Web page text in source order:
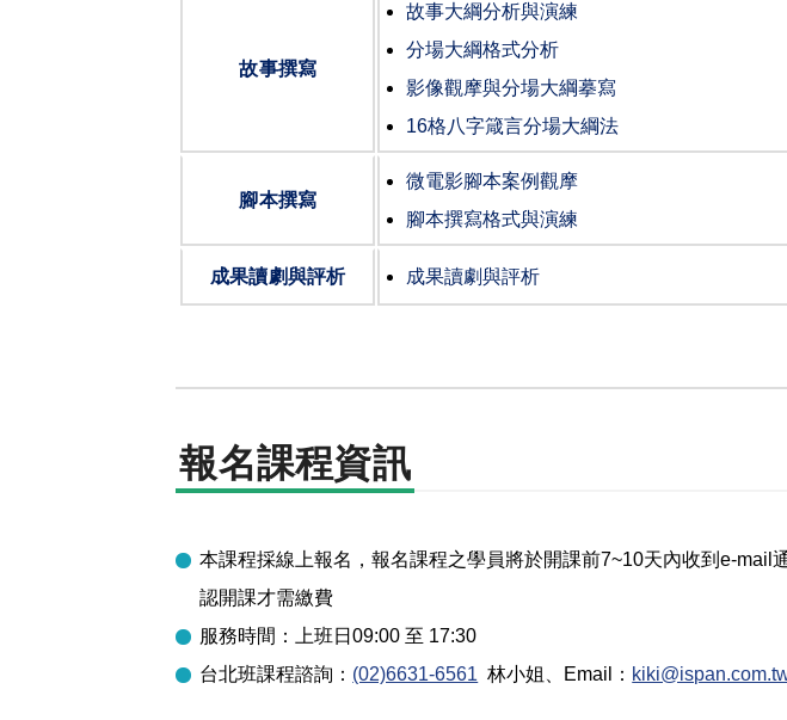
故事撰寫
故事大綱分析與演練
分場大綱格式分析
影像觀摩與分場大綱摹寫
16格八字箴言分場大綱法
腳本撰寫
微電影腳本案例觀摩
腳本撰寫格式與演練
成果讀劇與評析 成果讀劇與評析
報名課程資訊
本課程採線上報名，報名課程之學員將於開課前7~10天內收到e-mail
認開課才需繳費
服務時間：上班日09:00 至 17:30
台北班課程諮詢： (02)6631-6561 林小姐 、Email：